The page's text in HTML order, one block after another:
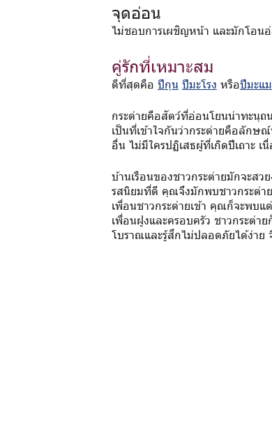
จุดอ่อน
ไม่ชอบการเผชิญหน้า และมักโอน
คู่รักที่เหมาะสม
ดีที่สุดคือ ปีกุน ปีมะโรง หรือปีมะแม
กระต่ายคือสัตว์ที่อ่อนโยนน่าทะนุ
เป็นที่เข้าใจกันว่ากระต่ายคือลักษ
อื่น ไม่มีใครปฏิเสธผู้ที่เกิดปีเถาะ เ
บ้านเรือนของชาวกระต่ายมักจะสว
รสนิยมที่ดี คุณจึงมักพบชาวกระต่า
เพื่อนชาวกระต่ายเข้า คุณก็จะพบแ
เพื่อนฝูงและครอบครัว ชาวกระต่า
โบราณและรู้สึกไม่ปลอดภัยได้ง่าย